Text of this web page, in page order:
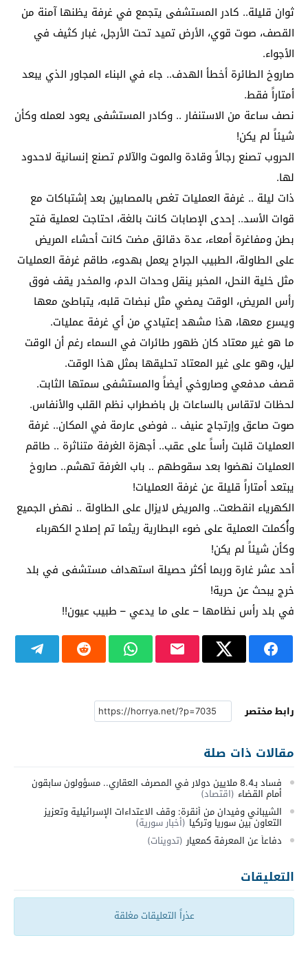
ثوان قليلة.. كادر المستشفى يتجمع في غرفة يظنها آمنة من
القصف، صوت قوي، الأرض تميد تحت الأرجل، غبار كثيف في
الأجواء.
صاروخ الطائرة أخطأ الهدف.. جاء في البناء المجاور الذي يبعد
أمتاراً فقط.
نصف ساعة من الاستنفار .. وكادر المستشفى يعود لعمله وكأن
شيئاً لم يكن!
الحروب تصنع رجالاً وقادة والموت والآلام تصنع إنسانية لاحدود
لها.
ذات ليلة .. غرفة العمليات تغص بالمصابين بعد إشتباكات مع
قوات الأسد.. إحدى الإصابات كانت بالغة، احتاجت لعملية فتح
بطن ومفاغرة أمعاء، عدة دقائق مضت كانت أحشاء المريض
على الطاولة، الطبيب الجراح يعمل بهدوء، طاقم غرفة العمليات
مثل خلية النحل، المخبر ينقل وحدات الدم، والمخدر يقف فوق
رأس المريض، الوقت يمضي مثل نبضات قلبه، يتباطئ معها
ويسرع معها، هذا مشهد إعتيادي من أي غرفة عمليات.
ما هو غير معتاد كان ظهور طائرات في السماء رغم أن الوقت
ليل، وهو على غير المعتاد تحليقها بمثل هذا الوقت.
قصف مدفعي وصاروخي أيضاً والمستشفى سمتها الثابت.
لحظات لاتقاس بالساعات بل باضطراب نظم القلب والأنفاس.
صوت صاعق وإرتجاج عنيف .. فوضى عارمة في المكان.. غرفة
العمليات قلبت رأساً على عقب.. أجهزة الغرفة متناثرة .. طاقم
العمليات نهضوا بعد سقوطهم .. باب الغرفة تهشم.. صاروخ
يبتعد أمتاراً قليلة عن غرفة العمليات!
الكهرياء انقطعت.. والمريض لايزال على الطاولة .. نهض الجميع
وأُكملت العملية على ضوء البطارية ريثما تم إصلاح الكهرباء
وكأن شيئاً لم يكن!
أحد عشر غارة وربما أكثر حصيلة استهداف مستشفى في بلد
خرج يبحث عن حرية!
في بلد رأس نظامها – على ما يدعي – طبيب عيون!!
رابط مختصر
مقالات ذات صلة
فساد بـ8.4 ملايين دولار في المصرف العقاري.. مسؤولون سابقون
أمام القضاء (اقتصاد)
الشيباني وفيدان من أنقرة: وقف الاعتداءات الإسرائيلية وتعزيز
التعاون بين سوريا وتركيا (أخبار سورية)
دفاعاً عن المعرفة كمعيار (تدوينات)
التعليقات
عذراً التعليقات مغلقة